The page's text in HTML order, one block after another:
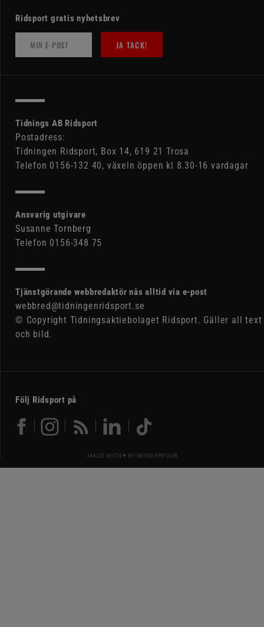
Ridsport gratis nyhetsbrev
JA TACK!
Tidnings AB Ridsport
Postadress:
Tidningen Ridsport, Box 14, 619 21 Trosa
Telefon 0156-132 40, växeln öppen kl 8.30-16 vardagar
Ansvarig utgivare
Susanne Tornberg
Telefon 0156-348 75
Tjänstgörande webbredaktör nås alltid via e-post
webbred@tidningenridsport.se
© Copyright Tidningsaktiebolaget Ridsport. Gäller all text
och bild.
Följ Ridsport på
MADE WITH ♥ BY WONDERFOUR